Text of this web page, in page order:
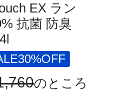
EX ラン
抗菌 防臭
のところ